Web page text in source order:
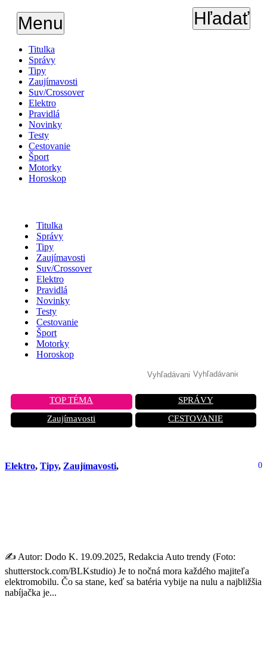
Menu Hľadať
Titulka
Správy
Tipy
Zaujímavosti
Suv/Crossover
Elektro
Pravidlá
Novinky
Testy
Cestovanie
Šport
Motorky
Horoskop
Titulka
Správy
Tipy
Zaujímavosti
Suv/Crossover
Elektro
Pravidlá
Novinky
Testy
Cestovanie
Šport
Motorky
Horoskop
TOP TÉMA
SPRÁVY
Zaujímavosti
CESTOVANIE
Elektro, Tipy, Zaujímavosti, 0
✍️ Autor: Dodo K. 19.09.2025, Redakcia Auto trendy (Foto:
shutterstock.com/BLKstudio) Je to nočná mora každého majiteľa
elektromobilu. Čo sa stane, keď sa batéria vybije na nulu a najbližšia
nabíjačka je...